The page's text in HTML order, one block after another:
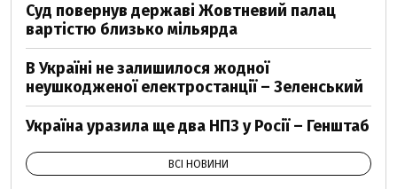
Суд повернув державі Жовтневий палац
вартістю близько мільярда
В Україні не залишилося жодної
неушкодженої електростанції – Зеленський
Україна уразила ще два НПЗ у Росії – Генштаб
ВСІ НОВИНИ